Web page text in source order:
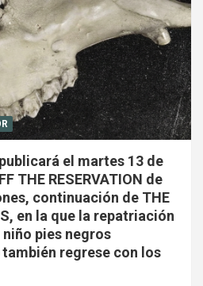
el martes 13 de
THE RESERVATION de
continuación de THE
en la que la repatriación
niño pies negros
regrese con los